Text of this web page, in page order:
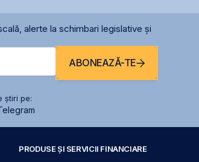
alerte la schimbari legislative și
ABONEAZĂ-TE
știri pe:
PRODUSE ȘI SERVICII FINANCIARE